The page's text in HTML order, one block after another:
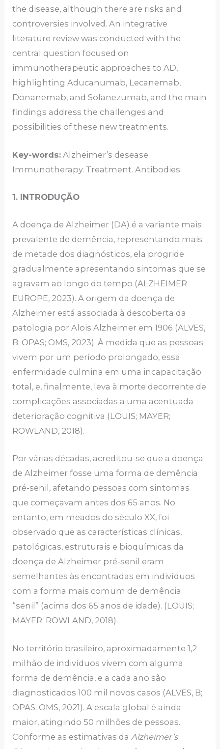
the disease, although there are risks and
controversies involved. An integrative
literature review was conducted with the
central question focused on
immunotherapeutic approaches to AD,
highlighting Aducanumab, Lecanemab,
Donanemab, and Solanezumab, and the main
findings address the challenges and
possibilities of these new treatments.
Key-words: Alzheimer’s desease.
Immunotherapy. Treatment. Antibodies.
1. INTRODUÇÃO
A doença de Alzheimer (DA) é a variante mais
prevalente de demência, representando mais
de metade dos diagnósticos, ela progride
gradualmente apresentando sintomas que se
agravam ao longo do tempo (ALZHEIMER
EUROPE, 2023). A origem da doença de
Alzheimer está associada à descoberta da
patologia por Alois Alzheimer em 1906 (ALVES,
B; OPAS; OMS, 2023). À medida que as pessoas
vivem por um período prolongado, essa
enfermidade culmina em uma incapacitação
total, e, finalmente, leva à morte decorrente de
complicações associadas a uma acentuada
deterioração cognitiva (LOUIS; MAYER;
ROWLAND, 2018).
Por várias décadas, acreditou-se que a doença
de Alzheimer fosse uma forma de demência
pré-senil, afetando pessoas com sintomas
que começavam antes dos 65 anos. No
entanto, em meados do século XX, foi
observado que as características clínicas,
patológicas, estruturais e bioquímicas da
doença de Alzheimer pré-senil eram
semelhantes às encontradas em indivíduos
com a forma mais comum de demência
“senil” (acima dos 65 anos de idade). (LOUIS;
MAYER; ROWLAND, 2018).
No território brasileiro, aproximadamente 1,2
milhão de indivíduos vivem com alguma
forma de demência, e a cada ano são
diagnosticados 100 mil novos casos (ALVES, B;
OPAS; OMS, 2021). A escala global é ainda
maior, atingindo 50 milhões de pessoas.
Conforme as estimativas da Alzheimer’s